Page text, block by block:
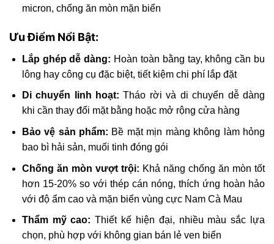
micron, chống ăn mòn mặn biển
Ưu Điểm Nổi Bật:
Lắp ghép dễ dàng: Hoàn toàn bằng tay, không cần bu
lông hay công cụ đặc biệt, tiết kiệm chi phí lắp đặt
Di chuyển linh hoạt: Tháo rời và di chuyển dễ dàng
khi cần thay đổi mặt bằng hoặc mở rộng cửa hàng
Bảo vệ sản phẩm: Bề mặt mịn màng không làm hỏng
bao bì hải sản, muối tinh đóng gói
Chống ăn mòn vượt trội: Khả năng chống ăn mòn tốt
hơn 15-20% so với thép cán nóng, thích ứng hoàn hảo
với độ ẩm cao và mặn biển vùng cực Nam Cà Mau
Thẩm mỹ cao: Thiết kế hiện đại, nhiều màu sắc lựa
chọn, phù hợp với không gian bán lẻ ven biển